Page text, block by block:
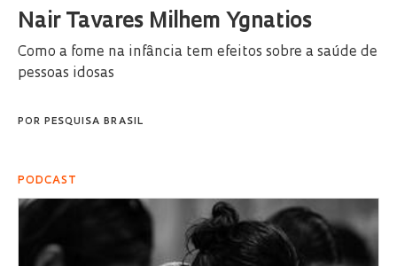
Nair Tavares Milhem Ygnatios
Como a fome na infância tem efeitos sobre a saúde de
pessoas idosas
POR PESQUISA BRASIL
PODCAST